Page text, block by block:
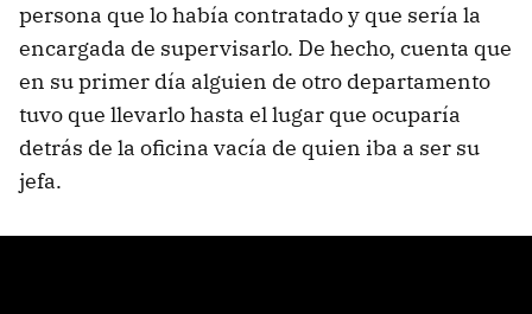
persona que lo había contratado y que sería la
encargada de supervisarlo. De hecho, cuenta que
en su primer día alguien de otro departamento
tuvo que llevarlo hasta el lugar que ocuparía
detrás de la oficina vacía de quien iba a ser su
jefa.